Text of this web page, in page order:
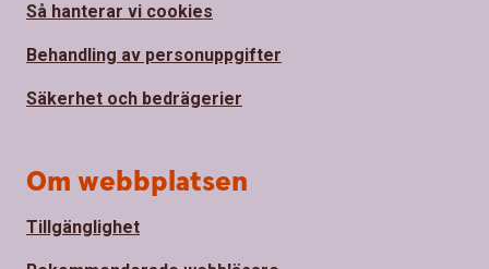
Så hanterar vi cookies
Behandling av personuppgifter
Säkerhet och bedrägerier
Om webbplatsen
Tillgänglighet